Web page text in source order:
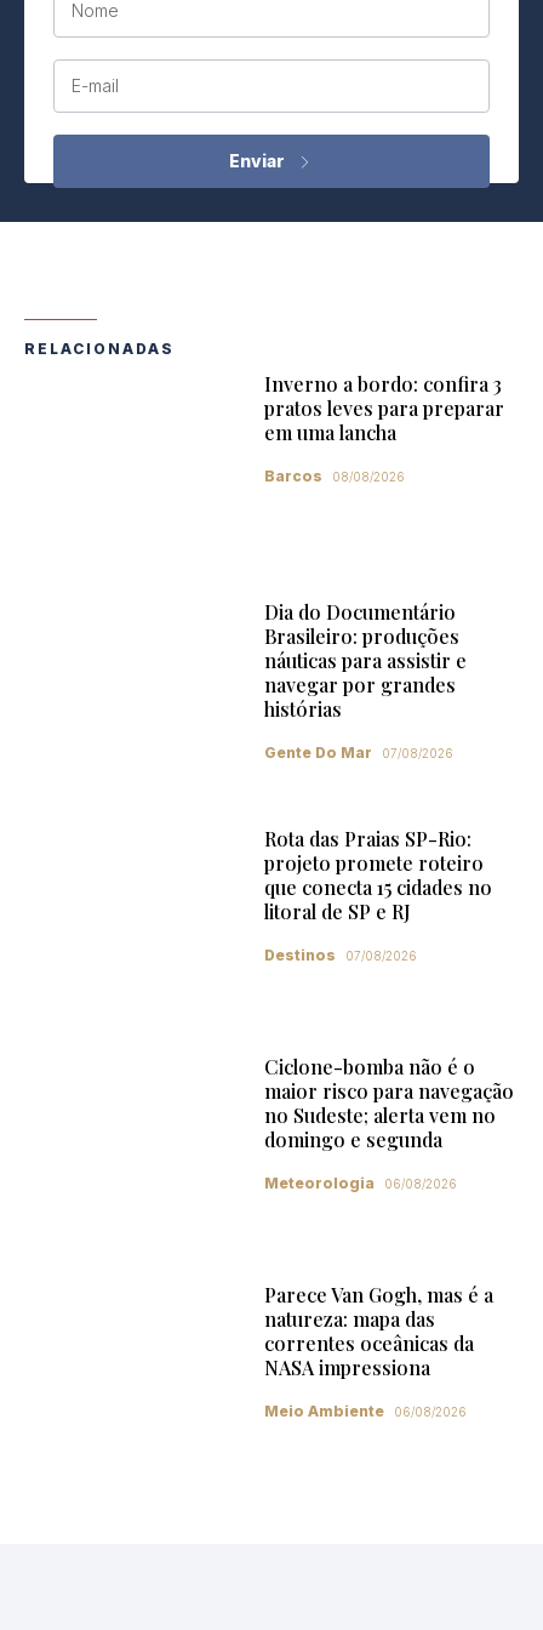
Nome
E-mail
RELACIONADAS
Inverno a bordo: confira 3
pratos leves para preparar
em uma lancha
Barcos 08/08/2026
Dia do Documentário
Brasileiro: produções
náuticas para assistir e
navegar por grandes
histórias
Gente Do Mar 07/08/2026
Rota das Praias SP-Rio:
projeto promete roteiro
que conecta 15 cidades no
litoral de SP e RJ
Destinos 07/08/2026
Ciclone-bomba não é o
maior risco para navegação
no Sudeste; alerta vem no
domingo e segunda
Meteorologia 06/08/2026
Parece Van Gogh, mas é a
natureza: mapa das
correntes oceânicas da
NASA impressiona
Meio Ambiente 06/08/2026